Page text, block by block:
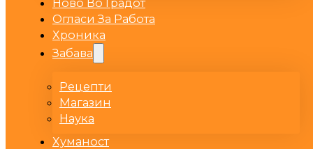
Огласи За Работа
Хроника
Забава
Рецепти
Магазин
Наука
Хуманост